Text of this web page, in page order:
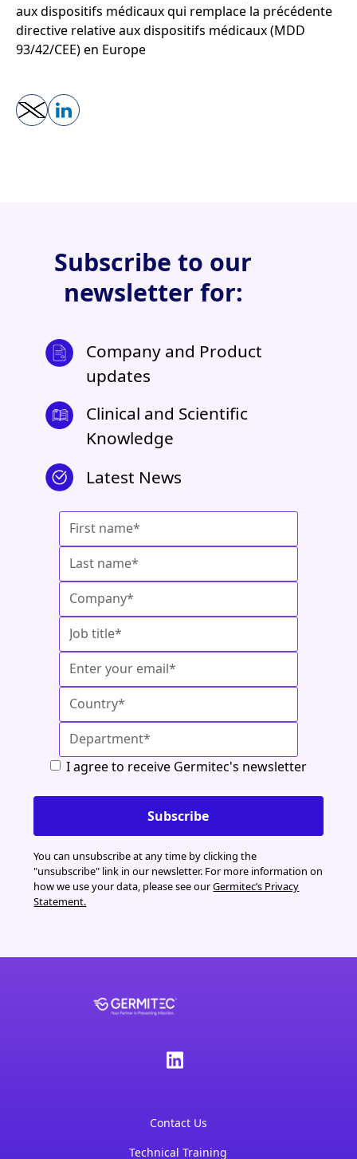
aux dispositifs médicaux qui remplace la précédente
directive relative aux dispositifs médicaux (MDD
93/42/CEE) en Europe
Subscribe to our
newsletter for:
Company and Product
updates
Clinical and Scientific
Knowledge
Latest News
I agree to receive Germitec's newsletter
You can unsubscribe at any time by clicking the
"unsubscribe" link in our newsletter. For more information on
how we use your data, please see ourGermitec’s Privacy
Statement.
Contact Us
Technical Training